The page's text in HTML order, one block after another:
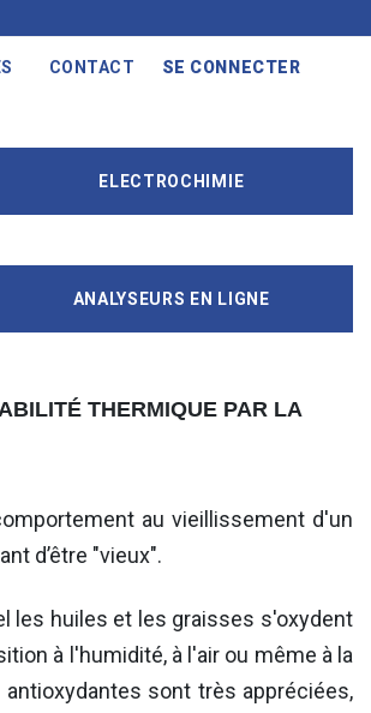
CONTACT SE CONNECTER
ELECTROCHIMIE
ANALYSEURS EN LIGNE
THERMIQUE PAR LA
au vieillissement d'un
d’être "vieux".
les huiles et les graisses s'oxydent
à l'humidité, à l'air ou même à la
sont très appréciées,